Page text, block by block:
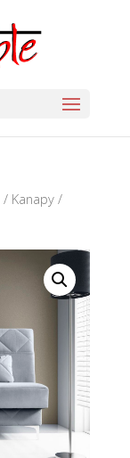
/ Kanapy /